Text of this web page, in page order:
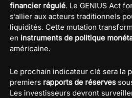
financier régulé. Le GENIUS Act
s’allier aux acteurs traditionnels
liquidités. Cette mutation
en instruments de politique
américaine.
Le prochain indicateur clé sera la
premiers rapports de réserves
Les investisseurs devront